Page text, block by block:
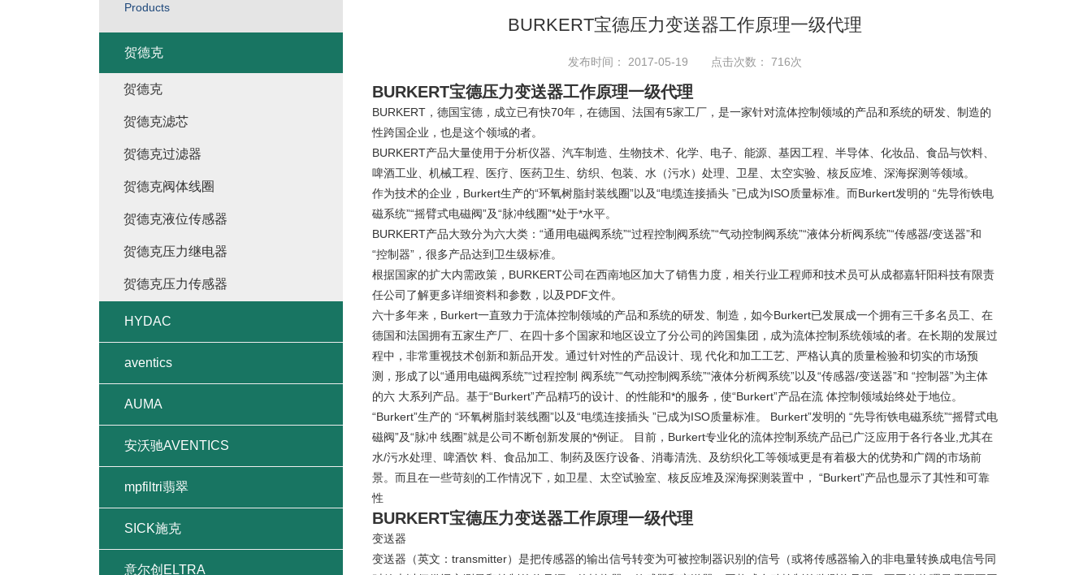
BURKERT宝德压力变送器工作原理一级代理
发布时间： 2017-05-19 点击次数： 716次
BURKERT宝德压力变送器工作原理一级代理
BURKERT，德国宝德，成立已有快70年，在德国、法国有5家工厂，是一家针对流体控制领域的产品和系统的研发、制造的
性跨国企业，也是这个领域的者。
BURKERT产品大量使用于分析仪器、汽车制造、生物技术、化学、电子、能源、基因工程、半导体、化妆品、食品与饮料、
啤酒工业、机械工程、医疗、医药卫生、纺织、包装、水（污水）处理、卫星、太空实验、核反应堆、深海探测等领域。
作为技术的企业，Burkert生产的“环氧树脂封装线圈”以及“电缆连接插头 ”已成为ISO质量标准。而Burkert发明的 “先导衔铁电
磁系统”“摇臂式电磁阀”及“脉冲线圈”*处于*水平。
BURKERT产品大致分为六大类：“通用电磁阀系统”“过程控制阀系统”“气动控制阀系统”“液体分析阀系统”“传感器/变送器”和
“控制器”，很多产品达到卫生级标准。
根据国家的扩大内需政策，BURKERT公司在西南地区加大了销售力度，相关行业工程师和技术员可从成都嘉轩阳科技有限责
任公司了解更多详细资料和参数，以及PDF文件。
六十多年来，Burkert一直致力于流体控制领域的产品和系统的研发、制造，如今Burkert已发展成一个拥有三千多名员工、在
德国和法国拥有五家生产厂、在四十多个国家和地区设立了分公司的跨国集团，成为流体控制系统领域的者。在长期的发展过
程中，非常重视技术创新和新品开发。通过针对性的产品设计、现 代化和加工工艺、严格认真的质量检验和切实的市场预
测，形成了以“通用电磁阀系统”“过程控制 阀系统”“气动控制阀系统”“液体分析阀系统”以及“传感器/变送器”和 “控制器”为主体
的六 大系列产品。基于“Burkert”产品精巧的设计、的性能和*的服务，使“Burkert”产品在流 体控制领域始终处于地位。
“Burkert”生产的 “环氧树脂封装线圈”以及“电缆连接插头 ”已成为ISO质量标准。 Burkert”发明的 “先导衔铁电磁系统”“摇臂式电
磁阀”及“脉冲 线圈”就是公司不断创新发展的*例证。 目前，Burkert专业化的流体控制系统产品已广泛应用于各行各业,尤其在
水/污水处理、啤酒饮 料、食品加工、制药及医疗设备、消毒清洗、及纺织化工等领域更是有着极大的优势和广阔的市场前
景。而且在一些苛刻的工作情况下，如卫星、太空试验室、核反应堆及深海探测装置中， “Burkert”产品也显示了其性和可靠
性
BURKERT宝德压力变送器工作原理一级代理
变送器
变送器（英文：transmitter）是把传感器的输出信号转变为可被控制器识别的信号（或将传感器输入的非电量转换成电信号同
Products
贺德克
贺德克
贺德克滤芯
贺德克过滤器
贺德克阀体线圈
贺德克液位传感器
贺德克压力继电器
贺德克压力传感器
HYDAC
aventics
AUMA
安沃驰AVENTICS
mpfiltri翡翠
SICK施克
意尔创ELTRA